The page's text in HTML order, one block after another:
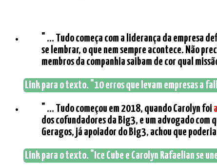
" ... Tudo começa com a liderança da empresa
se lembrar, o que nem sempre acontece. Não
membros da companhia saibam de cor qual
Link para o texto. "10 erros que levam empresas a
" ... Tudo começou em 2018, quando Carolyn foi
dos cofundadores da Big3, e um advogado com
Geragos, já apoiador do Big3, achou que
Link para o texto. "Ice Cube e Carolyn Rafaelian se